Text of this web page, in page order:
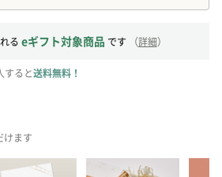
る eギフト対象商品 です （詳細）
すると送料無料！
けます